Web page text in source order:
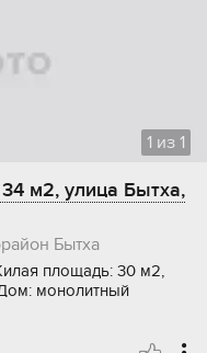
1 из 1
м2, улица Бытха,
Бытха
площадь: 30 м2,
монолитный